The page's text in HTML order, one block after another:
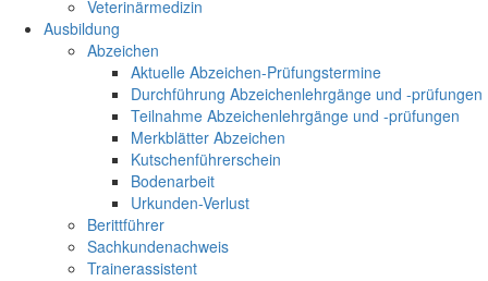
Veterinärmedizin
Ausbildung
Abzeichen
Aktuelle Abzeichen-Prüfungstermine
Durchführung Abzeichenlehrgänge und -prüfungen
Teilnahme Abzeichenlehrgänge und -prüfungen
Merkblätter Abzeichen
Kutschenführerschein
Bodenarbeit
Urkunden-Verlust
Berittführer
Sachkundenachweis
Trainerassistent